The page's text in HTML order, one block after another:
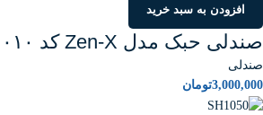
افزودن به سبد خرید
صندلی حبک مدل Zen-X کد CH۱۰۱۰
صندلی
3,000,000تومان